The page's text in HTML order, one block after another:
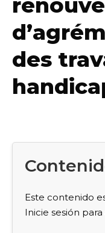
des
Este contenido
Inicie sesión